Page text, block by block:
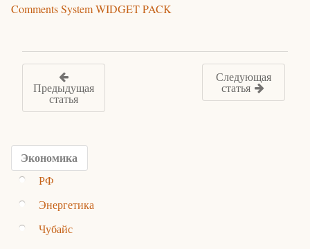
Comments System WIDGET PACK
Предыдущая
статья
Следующая
статья
Экономика
РФ
Энергетика
Чубайс